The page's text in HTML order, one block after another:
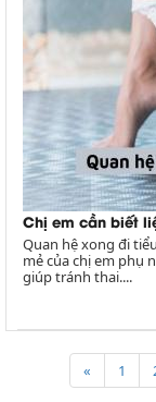
Chị em cần biết
Quan hệ xong đi
mẻ của chị em phụ
giúp tránh thai....
« 1